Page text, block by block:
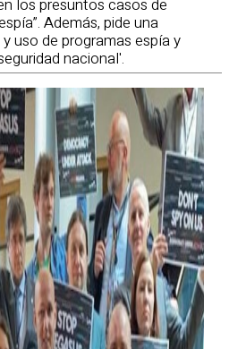
los presuntos casos de
Además, pide una
uso de programas espía y
nacional'.